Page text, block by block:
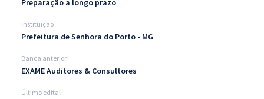
Blog
Preparação a longo prazo
Instituição
Prefeitura de Senhora do Porto - MG
Banca anterior
EXAME Auditores & Consultores
Último edital